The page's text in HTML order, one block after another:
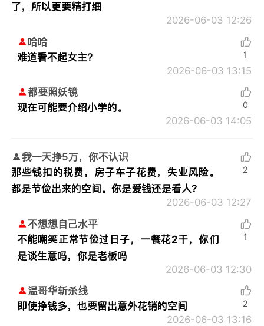
了，所以更要精打细
2026-06-03 12:26
哈哈
难道看不起女主？
2026-06-03 13:15
1
都要照妖镜
现在可能要介绍小学的。
2026-06-03 14:05
0
我一天挣5万，你不认识
那些钱扣的税费，房子车子花费，失业风险。
都是节俭出来的空间。你是爱钱还是看人？
2026-06-03 12:27
2
不想想自己水平
不能嘲笑正常节俭过日子，一餐花2千，你们
是谈生意吗，你是老板吗
2026-06-03 12:30
1
温哥华斩杀线
即使挣钱多，也要留出意外花销的空间
2026-06-03 13:16
2